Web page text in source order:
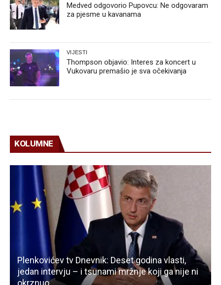
Medved odgovorio Pupovcu: Ne odgovaram
za pjesme u kavanama
VIJESTI
Thompson objavio: Interes za koncert u
Vukovaru premašio je sva očekivanja
KOLUMNE
Plenkovićev tv Dnevnik: Deset godina vlasti,
jedan intervju – i tsunami mržnje koji ga nije ni
okrznuo